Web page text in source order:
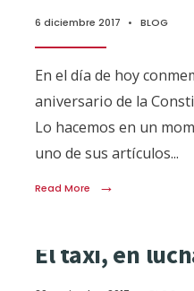
6 diciembre 2017 • BLOG
En el día de hoy
aniversario de la
Lo hacemos en un
uno de sus artículos...
Read More →
El taxi, en